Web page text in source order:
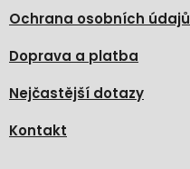
Ochrana osobních údajů
Doprava a platba
Nejčastější dotazy
Kontakt